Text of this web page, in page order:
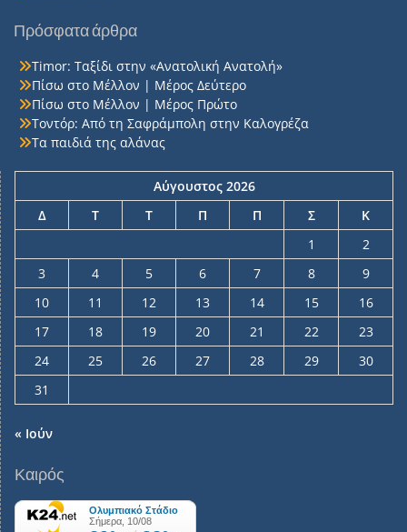
Πρόσφατα άρθρα
Timor: Ταξίδι στην «Ανατολική Ανατολή»
Πίσω στο Μέλλον | Μέρος Δεύτερο
Πίσω στο Μέλλον | Μέρος Πρώτο
Τοντόρ: Από τη Σαφράμπολη στην Καλογρέζα
Τα παιδιά της αλάνας
Αύγουστος 2026
Δ
Τ Τ Π Π Σ
Κ
1
2
3
4 5 6 7 8
9
10
11 12 13 14 15
16
17
18 19 20 21 22
23
24
25 26 27 28 29
30
31
« Ιούν
Καιρός